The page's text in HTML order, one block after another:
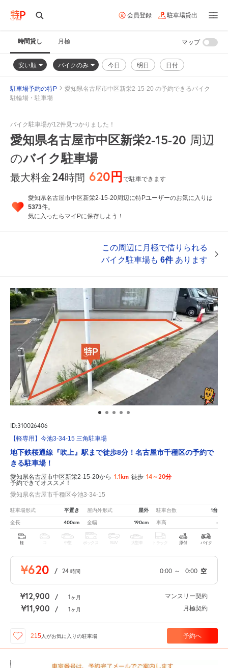
会員登録 駐車場貸出
時間貸し 月極
安い順 バイクのみ 今日 明日 日付
マップ
駐車場予約の特P
愛知県名古屋市中区新栄2-15-20 の予約できるバイク
駐輪場・駐車場
バイク駐車場が12件見つかりました！
愛知県名古屋市中区新栄2-15-20 周辺
のバイク駐車場
最大料金24時間 620円で駐車できます
愛知県名古屋市中区新栄2-15-20周辺に特Pユーザーのお気に入りは
5373件。
気に入ったらマイPに保存しよう！
この周辺に月極で借りられる
バイク駐車場も 6件あります
ID:310026406
【軽専用】今池3-34-15 三角駐車場
地下鉄桜通線『吹上』駅まで徒歩8分！名古屋市千種区の予約で
きる駐車場！
愛知県名古屋市中区新栄2-15-20から 1.1km 徒歩 14～20分
予約できてオススメ！
愛知県名古屋市千種区今池3-34-15
駐車場形式 平置き 屋内外形式 屋外 駐車台数 1台
全長 400cm 全幅 190cm 車高 -
軽 中型 ボックス SUV 大型車 トラック 原付 バイク
¥620 / 24 時間 0:00 ～ 0:00 空
¥12,900 / 1ヶ月 マンスリー契約
¥11,900 / 1ヶ月 月極契約
215 人がお気に入りの駐車場 予約へ